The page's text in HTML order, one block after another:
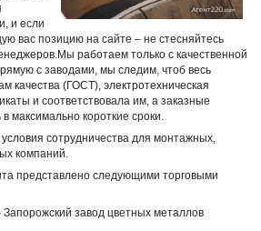
и если
вас позицию на сайте – не стесняйтесь
работаем только с качественной
с заводами, мы следим, чтоб весь
качества (ГОСТ), электротехническая
и соответствовала им, а заказные
максимально короткие сроки.
сотрудничества для монтажных,
компаний.
представлено следующими торговыми
Запорожский завод цветных металлов